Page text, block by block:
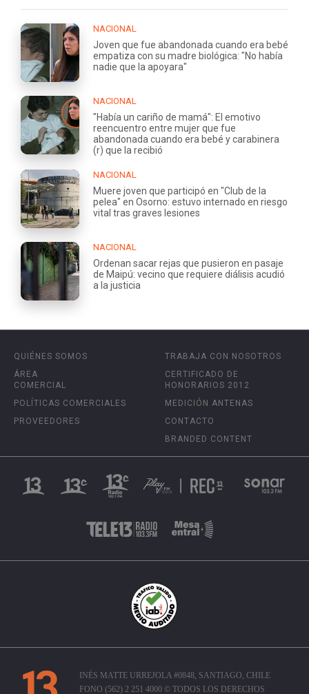
NACIONAL
Joven que fue abandonada cuando era bebé
empatiza con su madre biológica: "No había
nadie que la apoyara"
NACIONAL
"Había un cariño de mamá": El emotivo
reencuentro entre mujer que fue
abandonada cuando era bebé y carabinera
(r) que la recibió
NACIONAL
Muere joven que participó en "Club de la
pelea" en Osorno: estuvo internado en riesgo
vital tras graves lesiones
NACIONAL
Ordenan sacar rejas que pusieron en pasaje
de Maipú: vecino que requiere diálisis acudió
a la justicia
QUIÉNES SOMOS
ÁREA
COMERCIAL
POLÍTICAS COMERCIALES
PROVEEDORES
TRABAJA CON NOSOTROS
CERTIFICADO DE
HONORARIOS 2012
MEDICIÓN ANTENAS
CONTACTO
BRANDED CONTENT
INÉS MATTE URREJOLA #0848, SANTIAGO, CHILE
FONO (562) 2 251 4000 © TODOS LOS DERECHOS